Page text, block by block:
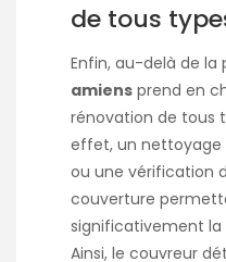
de tous
Enfin, au-delà de la
amiens prend en
rénovation de tous
effet, un nettoyage
ou une vérification
couverture
significativement la
Ainsi, le couvreur